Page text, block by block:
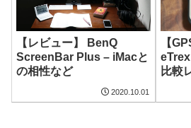
【レビュー】 BenQ
ScreenBar Plus – iMacと
の相性など
2020.10.01
【
比較
ど違